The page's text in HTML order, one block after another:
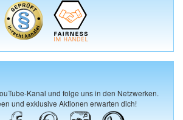
Kanal und folge uns in den Netzwerken.
und exklusive Aktionen erwarten dich!